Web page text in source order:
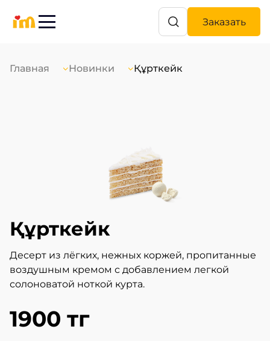
Заказать
Главная Новинки Құрткейк
Құрткейк
Десерт из лёгких, нежных коржей, пропитанные
воздушным кремом с добавлением легкой
солоноватой ноткой курта.
1900 тг